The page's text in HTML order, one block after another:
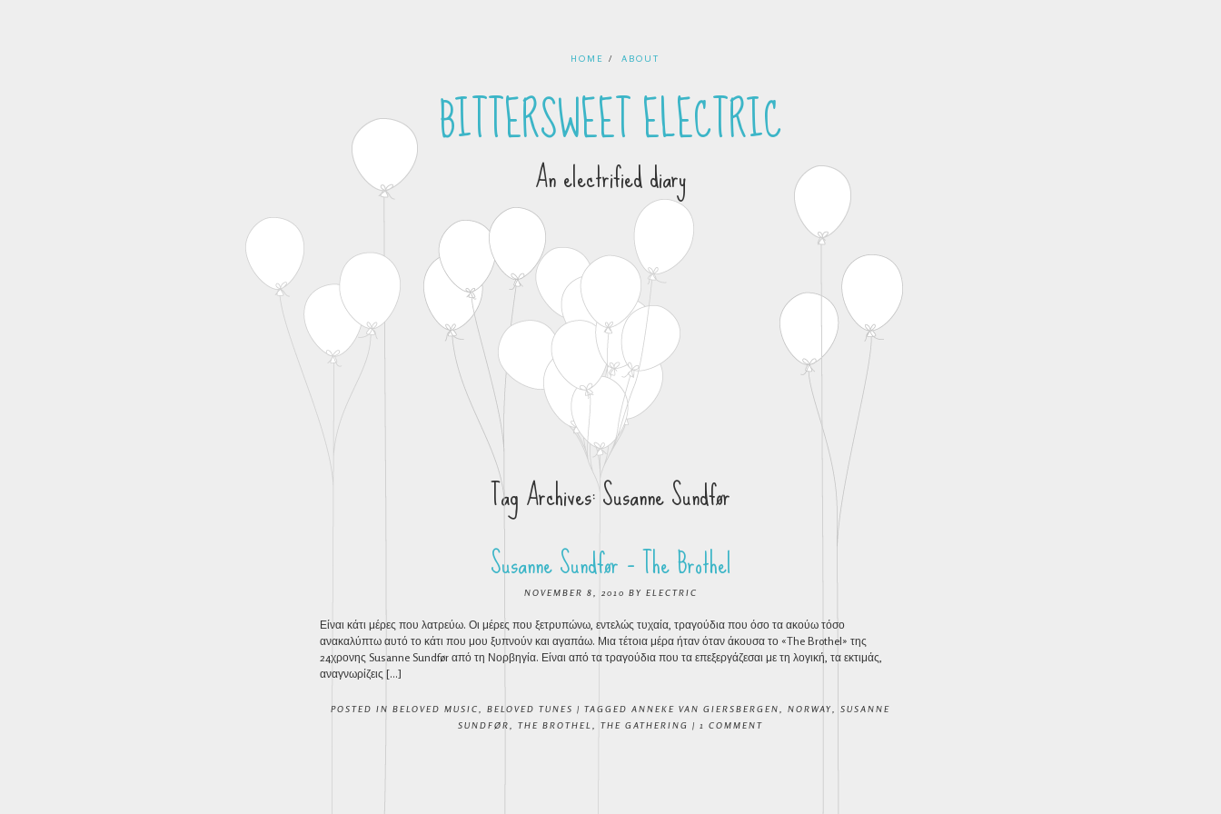
HOME ABOUT
BITTERSWEET ELECTRIC
An electrified diary
Tag Archives:Susanne Sundfør
Susanne Sundfør – The Brothel
NOVEMBER 8, 2010 BY ELECTRIC
Είναι κάτι μέρες που λατρεύω. Οι μέρες που ξετρυπώνω, εντελώς τυχαία, τραγούδια που όσο τα ακούω τόσο
ανακαλύπτω αυτό το κάτι που μου ξυπνούν και αγαπάω. Μια τέτοια μέρα ήταν όταν άκουσα το «The Brothel» της
24χρονης Susanne Sundfør από τη Νορβηγία. Είναι από τα τραγούδια που τα επεξεργάζεσαι με τη λογική, τα εκτιμάς,
αναγνωρίζεις […]
POSTED IN BELOVED MUSIC BELOVED TUNES | TAGGED ANNEKE VAN GIERSBERGEN NORWAY
SUSANNE
SUNDFØR
THE BROTHEL THE GATHERING | 1 COMMENT